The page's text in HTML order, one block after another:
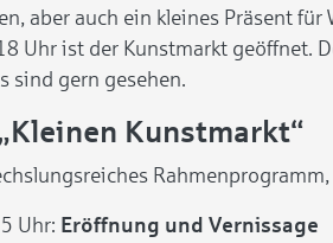
aber auch ein kleines Präsent
Uhr ist der Kunstmarkt geöffnet.
sind gern gesehen.
Kunstmarkt“
Uhr: Eröffnung und Vernissage